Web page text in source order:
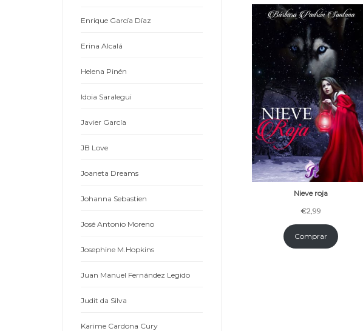
Nieve roja
€2,99
Comprar
Enrique García Díaz
Erina Alcalá
Helena Pinén
Idoia Saralegui
Javier García
JB Love
Joaneta Dreams
Johanna Sebastien
José Antonio Moreno
Josephine M.Hopkins
Juan Manuel Fernández Legido
Judit da Silva
Karime Cardona Cury